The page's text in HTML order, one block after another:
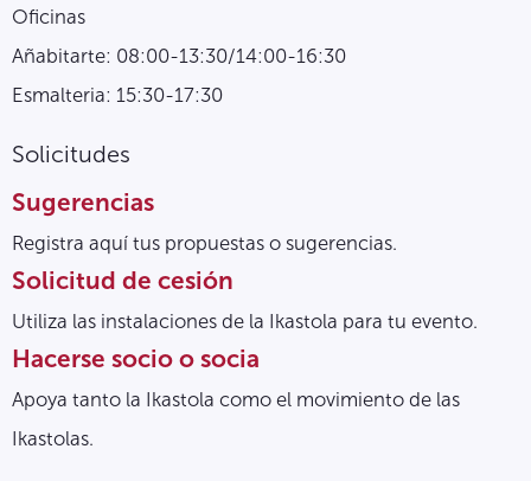
Oficinas
Añabitarte: 08:00-13:30/14:00-16:30
Esmalteria: 15:30-17:30
Solicitudes
Sugerencias
Registra aquí tus propuestas o sugerencias.
Solicitud de cesión
Utiliza las instalaciones de la Ikastola para tu evento.
Hacerse socio o socia
Apoya tanto la Ikastola como el movimiento de las
Ikastolas.